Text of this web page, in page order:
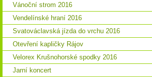
Vánoční strom 2016
Vendelínské hraní 2016
Svatováclavská jízda do vrchu 2016
Otevření kapličky Rájov
Velorex Krušnohorské spodky 2016
Jarní koncert